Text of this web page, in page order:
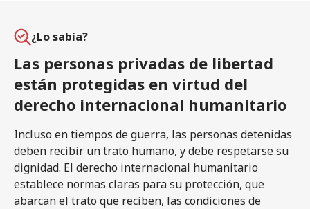
¿Lo sabía?
Las personas privadas de libertad
están protegidas en virtud del
derecho internacional humanitario
Incluso en tiempos de guerra, las personas detenidas
deben recibir un trato humano, y debe respetarse su
dignidad. El derecho internacional humanitario
establece normas claras para su protección, que
abarcan el trato que reciben, las condiciones de